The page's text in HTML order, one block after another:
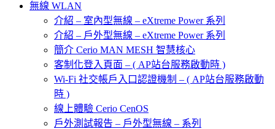
無線 WLAN
介紹 – 室內型無線 – eXtreme Power 系列
介紹 – 戶外型無線 – eXtreme Power 系列
簡介 Cerio MAN MESH 智慧核心
客制化登入頁面 – ( AP站台服務啟動時 )
Wi-Fi 社交帳戶入口認證機制 – ( AP站台服務啟動
時 )
線上體驗 Cerio CenOS
戶外測試報告 – 戶外型無線 – 系列